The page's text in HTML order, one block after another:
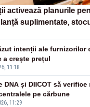
activează planurile
suplimentate,
și puncte de apă în
11:18
intenții ale furnizorilor
a crește prețul
11:29
DNA și DIICOT să
pe cărbune